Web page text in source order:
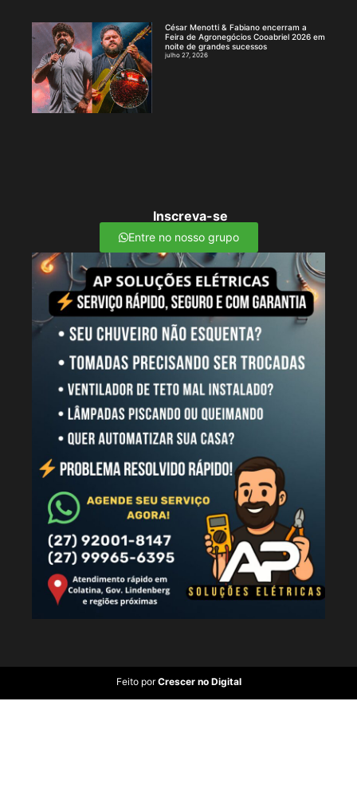
César Menotti & Fabiano encerram a
Feira de Agronegócios Cooabriel 2026 em
noite de grandes sucessos
julho 27, 2026
Inscreva-se
Entre no nosso grupo
Feito por Crescer no Digital